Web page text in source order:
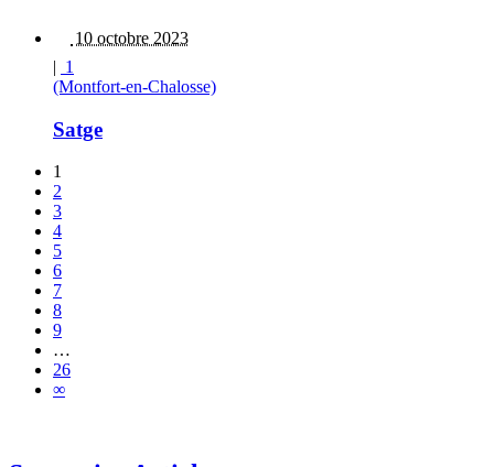
10 octobre 2023
| 1
(Montfort-en-Chalosse)
Satge
1
2
3
4
5
6
7
8
9
…
26
∞